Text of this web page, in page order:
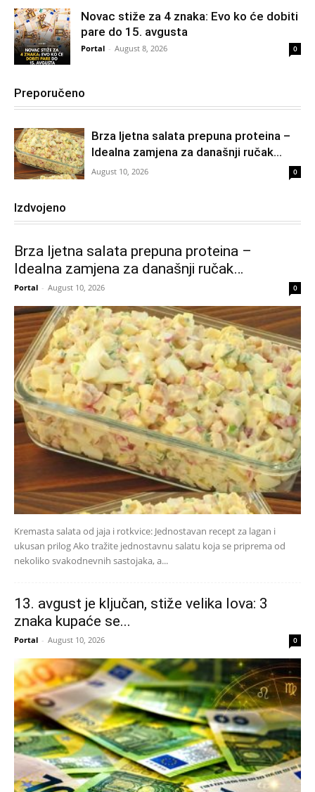
Novac stiže za 4 znaka: Evo ko će dobiti
pare do 15. avgusta
Portal - August 8, 2026 0
Preporučeno
Brza ljetna salata prepuna proteina –
Idealna zamjena za današnji ručak…
August 10, 2026 0
Izdvojeno
Brza ljetna salata prepuna proteina –
Idealna zamjena za današnji ručak…
Portal - August 10, 2026 0
Kremasta salata od jaja i rotkvice: Jednostavan recept za lagan i
ukusan prilog Ako tražite jednostavnu salatu koja se priprema od
nekoliko svakodnevnih sastojaka, a...
13. avgust je ključan, stiže velika lova: 3
znaka kupaće se...
Portal - August 10, 2026 0